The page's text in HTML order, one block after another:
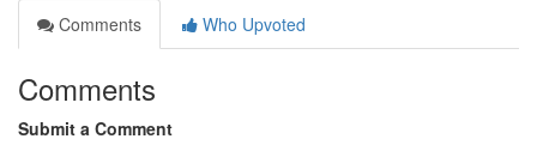
Comments
Who Upvoted
Comments
Submit a Comment